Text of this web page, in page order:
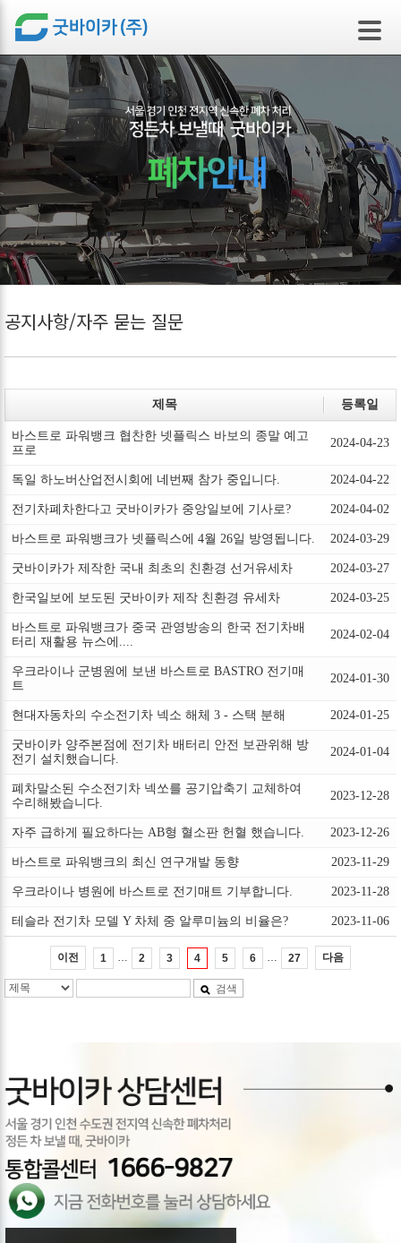
본문 바로가기
공지사항/자주 묻는 질문
제목 등록일
바스트로 파워뱅크 협찬한 넷플릭스 바보의 종말 예고
프로
2024-04-23
독일 하노버산업전시회에 네번째 참가 중입니다. 2024-04-22
전기차폐차한다고 굿바이카가 중앙일보에 기사로? 2024-04-02
바스트로 파워뱅크가 넷플릭스에 4월 26일 방영됩니다. 2024-03-29
굿바이카가 제작한 국내 최초의 친환경 선거유세차 2024-03-27
한국일보에 보도된 굿바이카 제작 친환경 유세차 2024-03-25
바스트로 파워뱅크가 중국 관영방송의 한국 전기차배
터리 재활용 뉴스에....
2024-02-04
우크라이나 군병원에 보낸 바스트로 BASTRO 전기매
트
2024-01-30
현대자동차의 수소전기차 넥소 해체 3 - 스택 분해 2024-01-25
굿바이카 양주본점에 전기차 배터리 안전 보관위해 방
전기 설치했습니다.
2024-01-04
폐차말소된 수소전기차 넥쏘를 공기압축기 교체하여
수리해봤습니다.
2023-12-28
자주 급하게 필요하다는 AB형 혈소판 헌혈 했습니다. 2023-12-26
바스트로 파워뱅크의 최신 연구개발 동향 2023-11-29
우크라이나 병원에 바스트로 전기매트 기부합니다. 2023-11-28
테슬라 전기차 모델 Y 차체 중 알루미늄의 비율은? 2023-11-06
이전 1 2 3 4 5 6 27 다음
검색